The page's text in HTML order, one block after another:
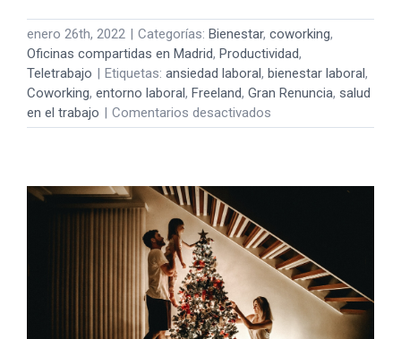
enero 26th, 2022 | Categorías: Bienestar, coworking,
Oficinas compartidas en Madrid, Productividad,
Teletrabajo | Etiquetas: ansiedad laboral, bienestar laboral,
Coworking, entorno laboral, Freeland, Gran Renuncia, salud
en el trabajo | Comentarios desactivados
Cambia
y
tu
trabajo